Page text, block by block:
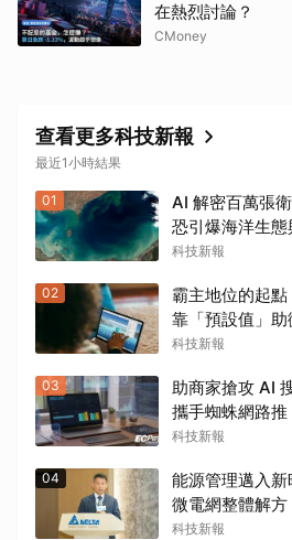
在熱烈討論？
CMoney
查看更多科技新報
最近1小時結果
01
AI 解密百萬張
恐引爆海洋生
科技新報
02
霸主地位的起
靠「預設值」助
科技新報
03
助商家搶攻 AI
攜手蜘蛛網路推
科技新報
04
能源管理邁入
微電網整體解方
科技新報